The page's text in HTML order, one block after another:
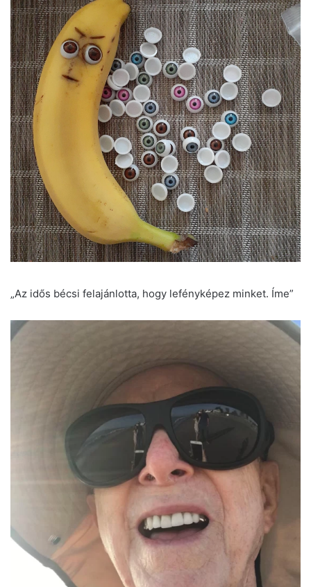
„Az idős bécsi felajánlotta, hogy lefényképez minket. Íme”